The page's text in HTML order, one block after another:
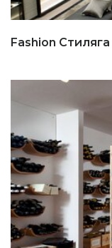
Fashion Стиляга